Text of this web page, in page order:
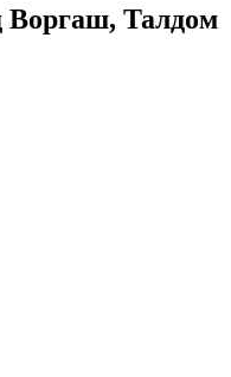
Воргаш, Талдом